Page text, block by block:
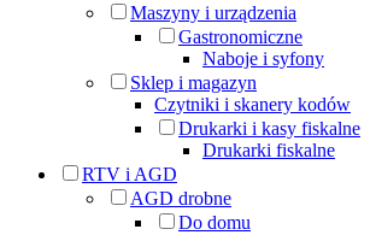
Maszyny i urządzenia
Gastronomiczne
Naboje i syfony
Sklep i magazyn
Czytniki i skanery kodów
Drukarki i kasy fiskalne
Drukarki fiskalne
RTV i AGD
AGD drobne
Do domu